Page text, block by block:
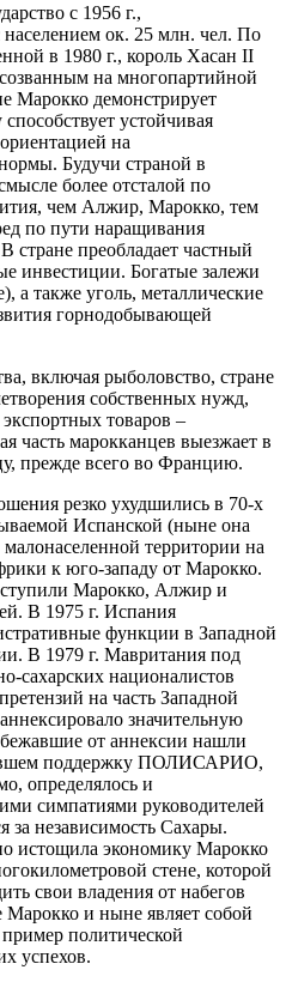
с 1956 г.,
ок. 25 млн. чел. По
в 1980 г., король Хасан II
на многопартийной
Марокко демонстрирует
устойчивая
на
Будучи страной в
более отсталой по
чем Алжир, Марокко, тем
по пути наращивания
стране преобладает частный
инвестиции. Богатые залежи
а также уголь, металлические
горнодобывающей
включая рыболовство, стране
собственных нужд,
товаров –
часть марокканцев выезжает в
прежде всего во Францию.
резко ухудшились в 70‑х
Испанской (ныне она
территории на
к юго‑западу от Марокко.
Марокко, Алжир и
В 1975 г. Испания
функции в Западной
В 1979 г. Мавритания под
националистов
на часть Западной
значительную
от аннексии нашли
поддержку ПОЛИСАРИО,
определялось и
симпатиями руководителей
за независимость Сахары.
экономику Марокко
стене, которой
свои владения от набегов
и ныне являет собой
политической
успехов.